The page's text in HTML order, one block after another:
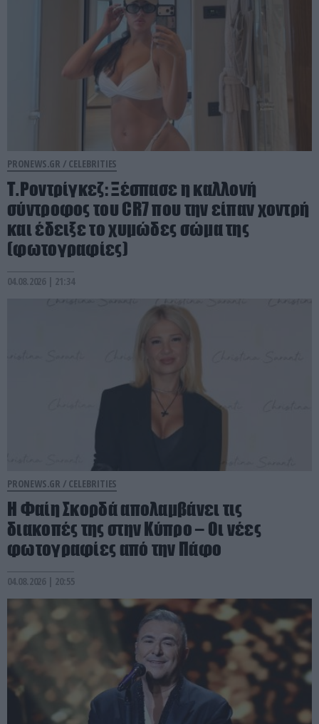
PRONEWS.GR / CELEBRITIES
Τ.Ροντρίγκεζ: Ξέσπασε η καλλονή
σύντροφος του CR7 που την είπαν χοντρή
και έδειξε το χυμώδες σώμα της
(φωτογραφίες)
04.08.2026 | 21:34
PRONEWS.GR / CELEBRITIES
Η Φαίη Σκορδά απολαμβάνει τις
διακοπές της στην Κύπρο – Οι νέες
φωτογραφίες από την Πάφο
04.08.2026 | 20:55